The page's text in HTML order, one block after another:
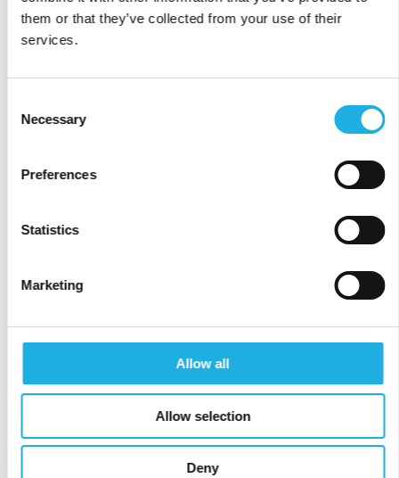
them or that they’ve collected from your use of their
services.
Selection
Necessary
Preferences
Statistics
Marketing
Allow all
Allow selection
Deny
Christian Winther understreker at «et
høytytende lederteam skapes ved å omgi deg med
at ledergruppen kan utfordre hverandre
en av de viktigste faktorene for å skape
kompetanse sikrer vi at nysgjerrigheten
stilles – spørsmål som kan være avgjørende for
å opprettholde bedriftens konkurranseevne i
Langsiktig
partnerskap basert på
tillit og innsikt